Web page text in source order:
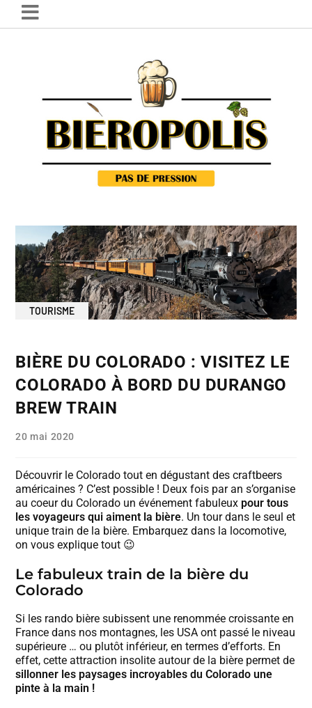
TOURISME
BIÈRE DU COLORADO : VISITEZ LE
COLORADO À BORD DU DURANGO
BREW TRAIN
20 mai 2020
Découvrir le Colorado tout en dégustant des craftbeers
américaines ? C’est possible ! Deux fois par an s’organise
au coeur du Colorado un événement fabuleux pour tous
les voyageurs qui aiment la bière. Un tour dans le seul et
unique train de la bière. Embarquez dans la locomotive,
on vous explique tout 😉
Le fabuleux train de la bière du
Colorado
Si les rando bière subissent une renommée croissante en
France dans nos montagnes, les USA ont passé le niveau
supérieure … ou plutôt inférieur, en termes d’efforts. En
effet, cette attraction insolite autour de la bière permet de
sillonner les paysages incroyables du Colorado une
pinte à la main !